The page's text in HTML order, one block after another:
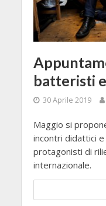
batteristi
30 Aprile 2019
Maggio si
incontri didattici
protagonisti di
internazionale.